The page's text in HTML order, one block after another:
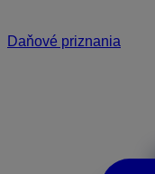
Daňové priznania